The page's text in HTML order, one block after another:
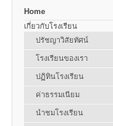
Home
เกี่ยวกับโรงเรียน
ปรัชญาวิสัยทัศน์
โรงเรียนของเรา
ปฏิทินโรงเรียน
ค่าธรรมเนียม
นำชมโรงเรียน